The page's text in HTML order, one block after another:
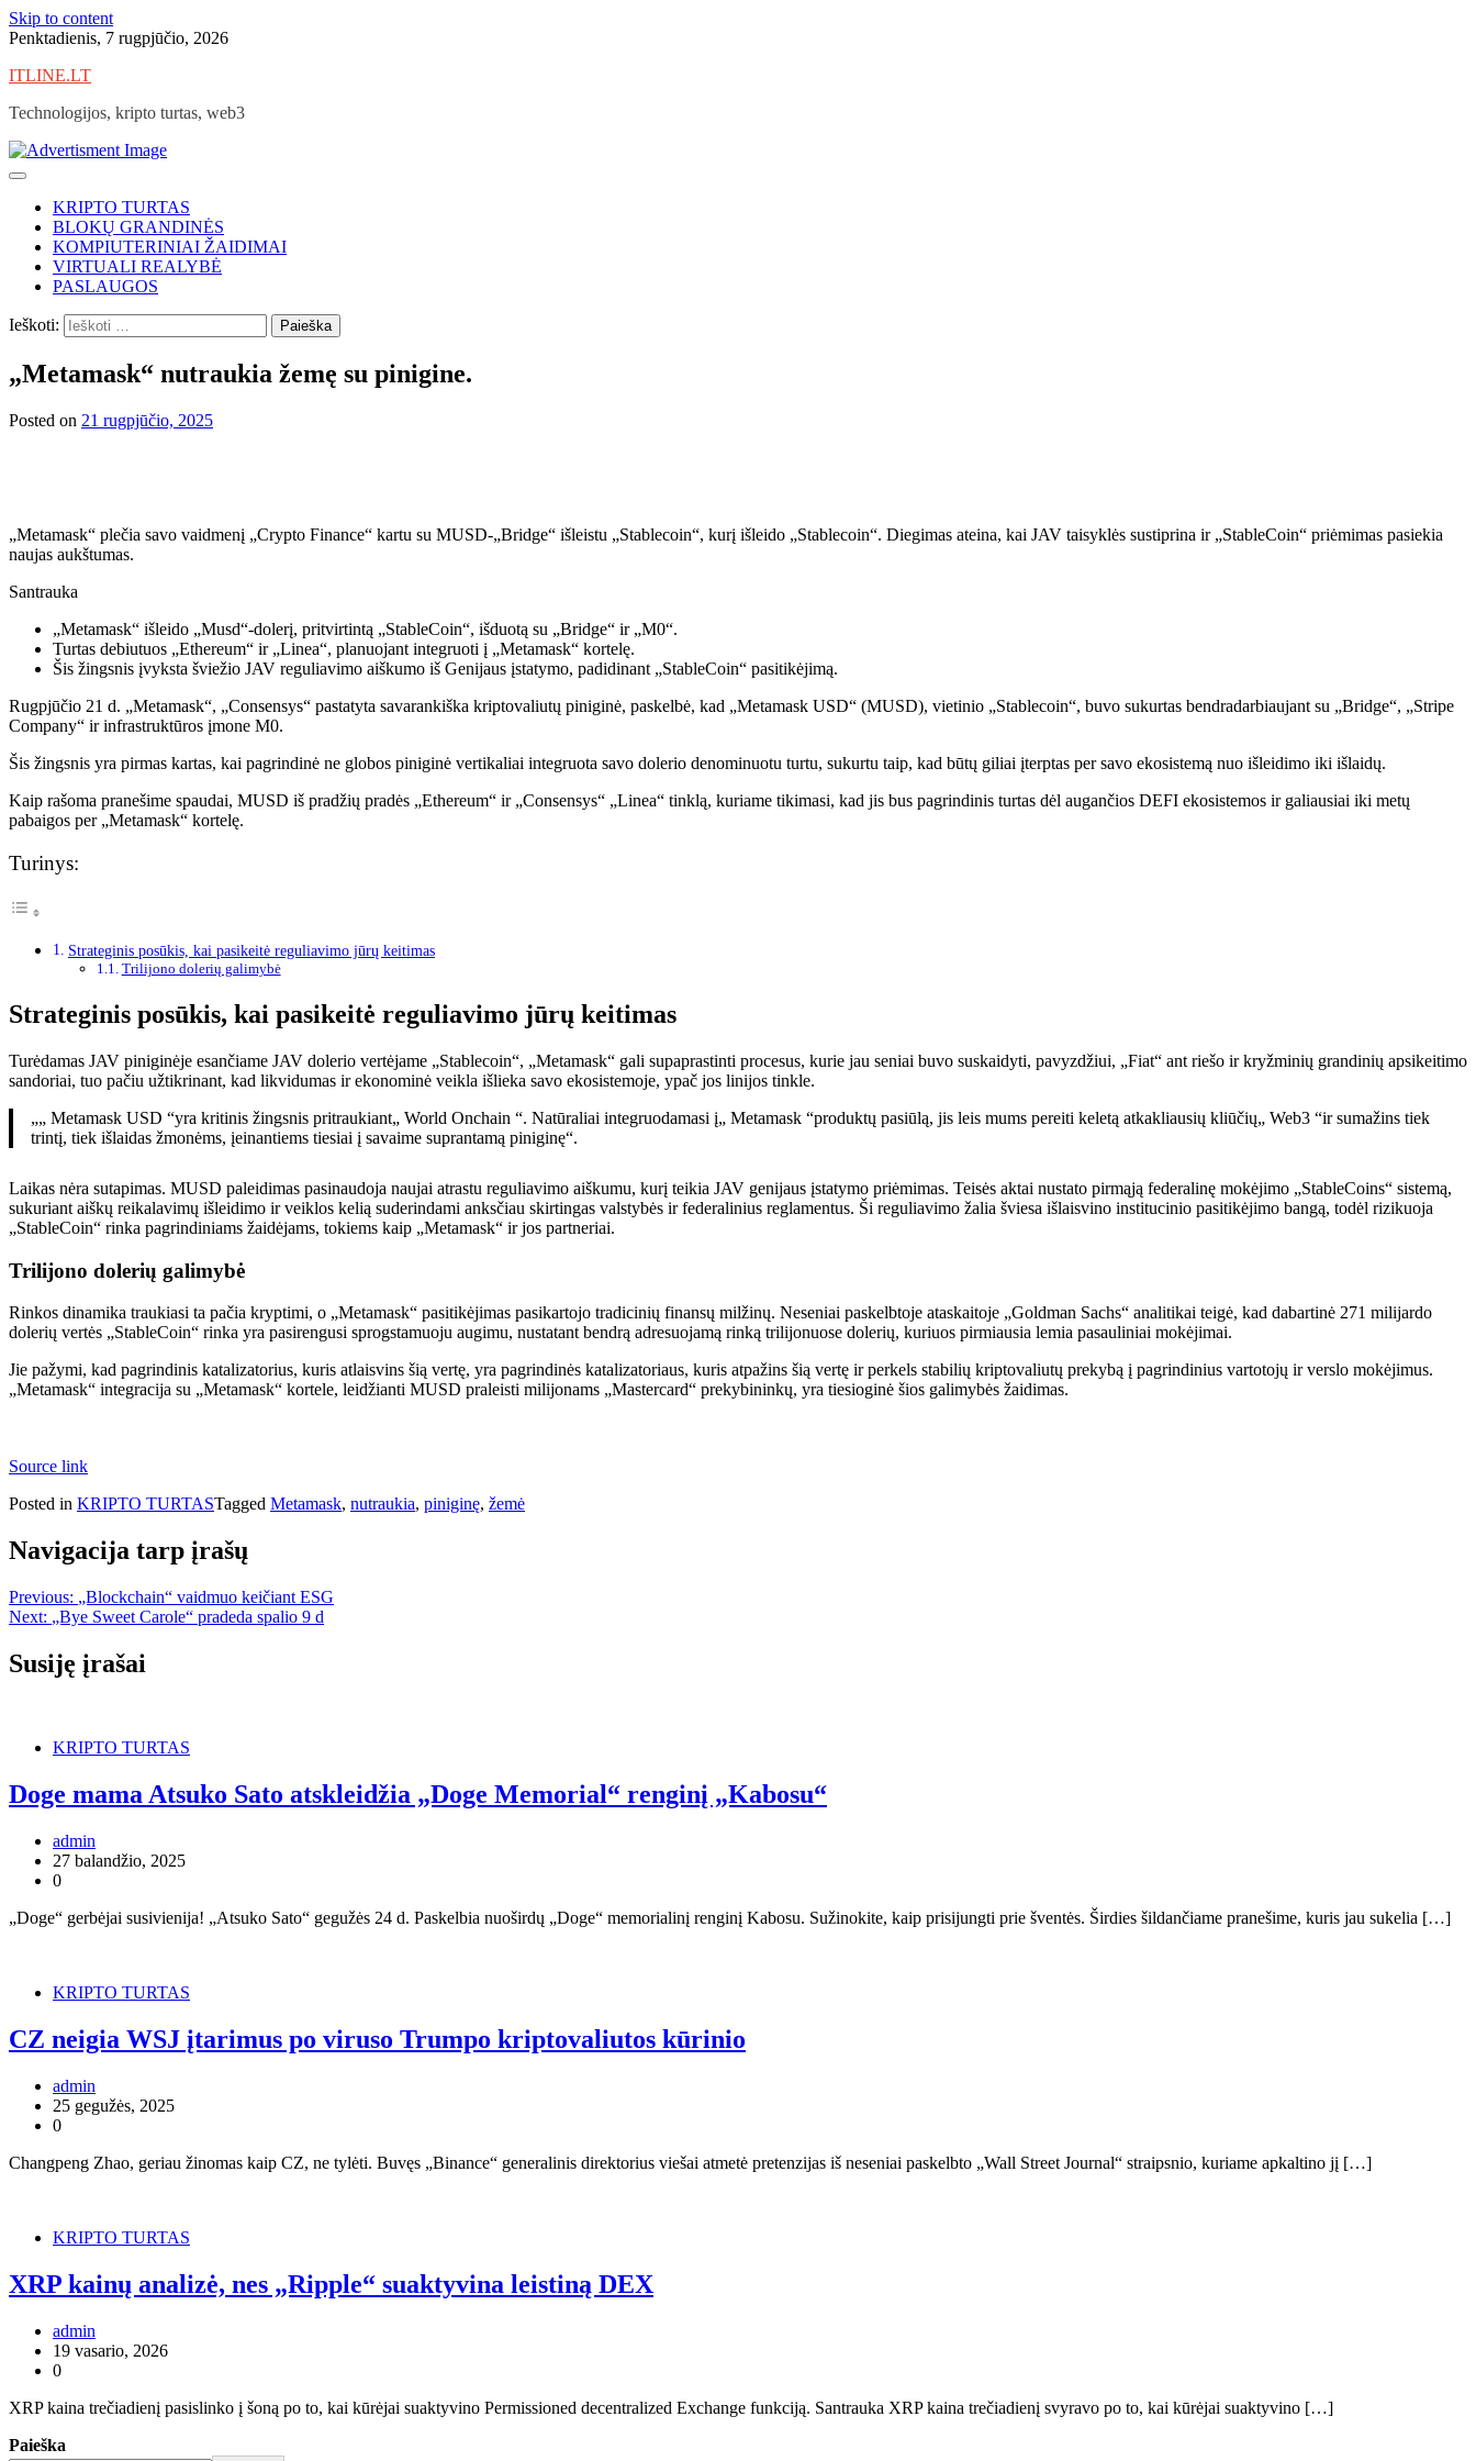
Skip to content
Penktadienis, 7 rugpjūčio, 2026
ITLINE.LT
Technologijos, kripto turtas, web3
KRIPTO TURTAS
BLOKŲ GRANDINĖS
KOMPIUTERINIAI ŽAIDIMAI
VIRTUALI REALYBĖ
PASLAUGOS
Ieškoti:
„Metamask“ nutraukia žemę su pinigine.
Posted on 21 rugpjūčio, 2025
„Metamask“ plečia savo vaidmenį „Crypto Finance“ kartu su MUSD-„Bridge“ išleistu „Stablecoin“, kurį išleido „Stablecoin“. Diegimas ateina, kai JAV taisyklės sustiprina ir „StableCoin“ priėmimas pasiekia
naujas aukštumas.
Santrauka
„Metamask“ išleido „Musd“-dolerį, pritvirtintą „StableCoin“, išduotą su „Bridge“ ir „M0“.
Turtas debiutuos „Ethereum“ ir „Linea“, planuojant integruoti į „Metamask“ kortelę.
Šis žingsnis įvyksta šviežio JAV reguliavimo aiškumo iš Genijaus įstatymo, padidinant „StableCoin“ pasitikėjimą.
Rugpjūčio 21 d. „Metamask“, „Consensys“ pastatyta savarankiška kriptovaliutų piniginė, paskelbė, kad „Metamask USD“ (MUSD), vietinio „Stablecoin“, buvo sukurtas bendradarbiaujant su „Bridge“, „Stripe
Company“ ir infrastruktūros įmone M0.
Šis žingsnis yra pirmas kartas, kai pagrindinė ne globos piniginė vertikaliai integruota savo dolerio denominuotu turtu, sukurtu taip, kad būtų giliai įterptas per savo ekosistemą nuo išleidimo iki išlaidų.
Kaip rašoma pranešime spaudai, MUSD iš pradžių pradės „Ethereum“ ir „Consensys“ „Linea“ tinklą, kuriame tikimasi, kad jis bus pagrindinis turtas dėl augančios DEFI ekosistemos ir galiausiai iki metų
pabaigos per „Metamask“ kortelę.
Turinys:
Strateginis posūkis, kai pasikeitė reguliavimo jūrų keitimas
Trilijono dolerių galimybė
Strateginis posūkis, kai pasikeitė reguliavimo jūrų keitimas
Turėdamas JAV piniginėje esančiame JAV dolerio vertėjame „Stablecoin“, „Metamask“ gali supaprastinti procesus, kurie jau seniai buvo suskaidyti, pavyzdžiui, „Fiat“ ant riešo ir kryžminių grandinių apsikeitimo
sandoriai, tuo pačiu užtikrinant, kad likvidumas ir ekonominė veikla išlieka savo ekosistemoje, ypač jos linijos tinkle.
„„ Metamask USD “yra kritinis žingsnis pritraukiant„ World Onchain “. Natūraliai integruodamasi į„ Metamask “produktų pasiūlą, jis leis mums pereiti keletą atkakliausių kliūčių„ Web3 “ir sumažins tiek
trintį, tiek išlaidas žmonėms, įeinantiems tiesiai į savaime suprantamą piniginę“.
Laikas nėra sutapimas. MUSD paleidimas pasinaudoja naujai atrastu reguliavimo aiškumu, kurį teikia JAV genijaus įstatymo priėmimas. Teisės aktai nustato pirmąją federalinę mokėjimo „StableCoins“ sistemą,
sukuriant aiškų reikalavimų išleidimo ir veiklos kelią suderindami anksčiau skirtingas valstybės ir federalinius reglamentus. Ši reguliavimo žalia šviesa išlaisvino institucinio pasitikėjimo bangą, todėl rizikuoja
„StableCoin“ rinka pagrindiniams žaidėjams, tokiems kaip „Metamask“ ir jos partneriai.
Trilijono dolerių galimybė
Rinkos dinamika traukiasi ta pačia kryptimi, o „Metamask“ pasitikėjimas pasikartojo tradicinių finansų milžinų. Neseniai paskelbtoje ataskaitoje „Goldman Sachs“ analitikai teigė, kad dabartinė 271 milijardo
dolerių vertės „StableCoin“ rinka yra pasirengusi sprogstamuoju augimu, nustatant bendrą adresuojamą rinką trilijonuose dolerių, kuriuos pirmiausia lemia pasauliniai mokėjimai.
Jie pažymi, kad pagrindinis katalizatorius, kuris atlaisvins šią vertę, yra pagrindinės katalizatoriaus, kuris atpažins šią vertę ir perkels stabilių kriptovaliutų prekybą į pagrindinius vartotojų ir verslo mokėjimus.
„Metamask“ integracija su „Metamask“ kortele, leidžianti MUSD praleisti milijonams „Mastercard“ prekybininkų, yra tiesioginė šios galimybės žaidimas.
Source link
Posted in KRIPTO TURTASTagged Metamask, nutraukia, piniginę, žemė
Navigacija tarp įrašų
Previous: „Blockchain“ vaidmuo keičiant ESG
Next: „Bye Sweet Carole“ pradeda spalio 9 d
Susiję įrašai
KRIPTO TURTAS
Doge mama Atsuko Sato atskleidžia „Doge Memorial“ renginį „Kabosu“
admin
27 balandžio, 2025
0
„Doge“ gerbėjai susivienija! „Atsuko Sato“ gegužės 24 d. Paskelbia nuoširdų „Doge“ memorialinį renginį Kabosu. Sužinokite, kaip prisijungti prie šventės. Širdies šildančiame pranešime, kuris jau sukelia […]
KRIPTO TURTAS
CZ neigia WSJ įtarimus po viruso Trumpo kriptovaliutos kūrinio
admin
25 gegužės, 2025
0
Changpeng Zhao, geriau žinomas kaip CZ, ne tylėti. Buvęs „Binance“ generalinis direktorius viešai atmetė pretenzijas iš neseniai paskelbto „Wall Street Journal“ straipsnio, kuriame apkaltino jį […]
KRIPTO TURTAS
XRP kainų analizė, nes „Ripple“ suaktyvina leistiną DEX
admin
19 vasario, 2026
0
XRP kaina trečiadienį pasislinko į šoną po to, kai kūrėjai suaktyvino Permissioned decentralized Exchange funkciją. Santrauka XRP kaina trečiadienį svyravo po to, kai kūrėjai suaktyvino […]
Paieška